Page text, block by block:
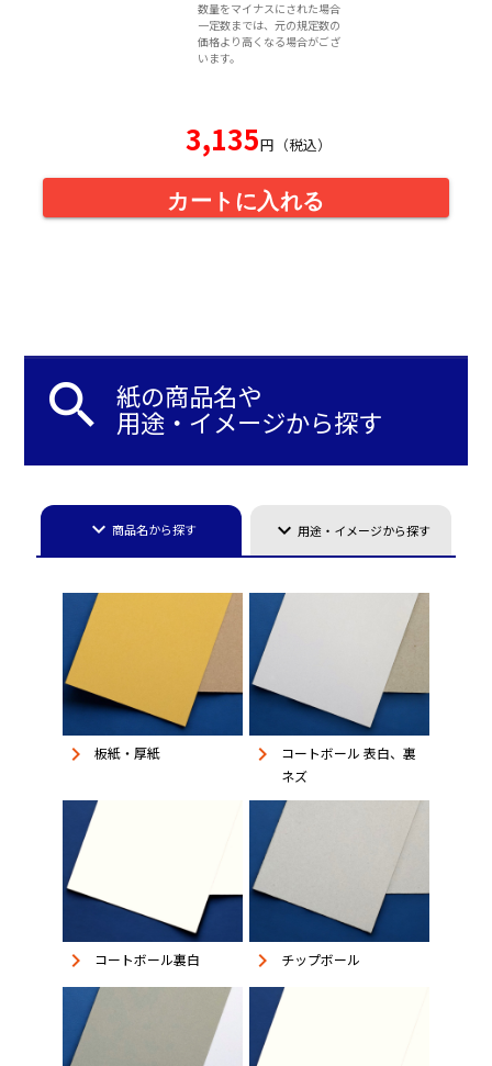
数量をマイナスにされた場合
一定数までは、元の規定数の
価格より高くなる場合がござ
います。
3,135円（税込）
カートに入れる
search 紙の商品名や
用途・イメージから探す
keyboard_arrow_down 商品名から探す keyboard_arrow_down用途・イメージから探す
keyboard_arrow_right 板紙・厚紙 keyboard_arrow_right
コートボール 表白、裏
ネズ
keyboard_arrow_right コートボール裏白 keyboard_arrow_right チップボール